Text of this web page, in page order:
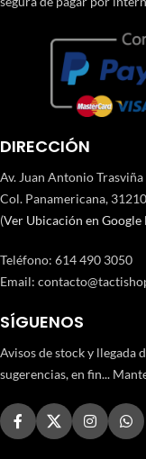
DIRECCIÓN
Av. Juan Antonio Trasviña
Col. Panamericana,
(Ver Ubicación en Google
Teléfono: 614 490 3050
Email:
SÍGUENOS
Avisos de stock y llegada
sugerencias, en fin...